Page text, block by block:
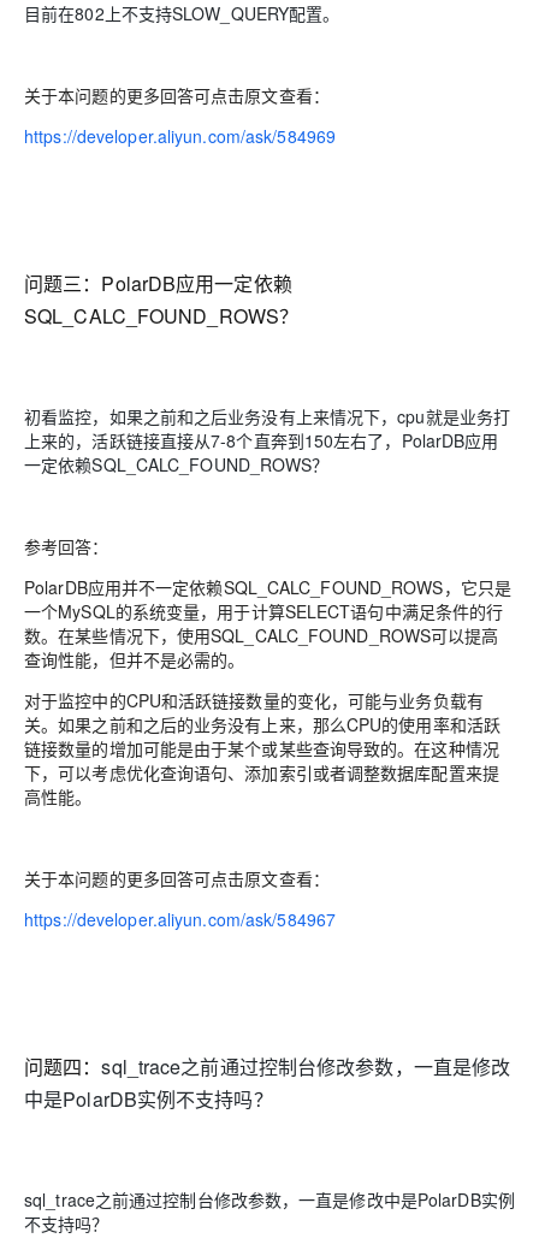
目前在802上不支持SLOW_QUERY配置。
关于本问题的更多回答可点击原文查看：
https://developer.aliyun.com/ask/584969
问题三： PolarDB应用一定依赖
SQL_CALC_FOUND_ROWS？
初看监控，如果之前和之后业务没有上来情况下，cpu就是业务打
上来的，活跃链接直接从7-8个直奔到150左右了，PolarDB应用
一定依赖SQL_CALC_FOUND_ROWS？
参考回答：
PolarDB应用并不一定依赖SQL_CALC_FOUND_ROWS，它只是
一个MySQL的系统变量，用于计算SELECT语句中满足条件的行
数。在某些情况下，使用SQL_CALC_FOUND_ROWS可以提高
查询性能，但并不是必需的。
对于监控中的CPU和活跃链接数量的变化，可能与业务负载有
关。如果之前和之后的业务没有上来，那么CPU的使用率和活跃
链接数量的增加可能是由于某个或某些查询导致的。在这种情况
下，可以考虑优化查询语句、添加索引或者调整数据库配置来提
高性能。
关于本问题的更多回答可点击原文查看：
https://developer.aliyun.com/ask/584967
问题四：sql_trace之前通过控制台修改参数，一直是修改
中是PolarDB实例不支持吗？
sql_trace之前通过控制台修改参数，一直是修改中是PolarDB实例
不支持吗？